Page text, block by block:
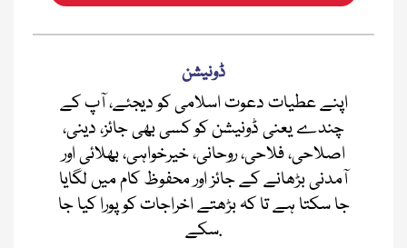
ڈونیشن
اپنے عطیات دعوت اسلامی کو دیجئے، آپ کے
چندے یعنی ڈونیشن کو کسی بھی جائز، دینی،
اصلاحی، فلاحی، روحانی، خیرخواہی، بھلائی اور
آمدنی بڑھانے کے جائز اور محفوظ کام میں لگایا
جا سکتا ہے تا کہ بڑھتے اخراجات کو پورا کیا جا
سکے.